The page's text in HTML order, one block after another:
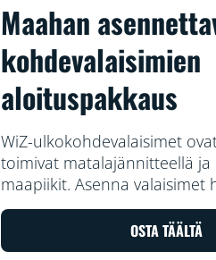
Maahan
kohdevalaisimien
aloituspakkaus
WiZ-ulkokohdevalaisimet
toimivat matalajännitteellä ja
maapiikit. Asenna valaisimet
turvallisesti etu- tai
valaista pihasi tehokkaasti tai
väreillä. Voit ohjata valaisimia
OSTA TÄÄLTÄ